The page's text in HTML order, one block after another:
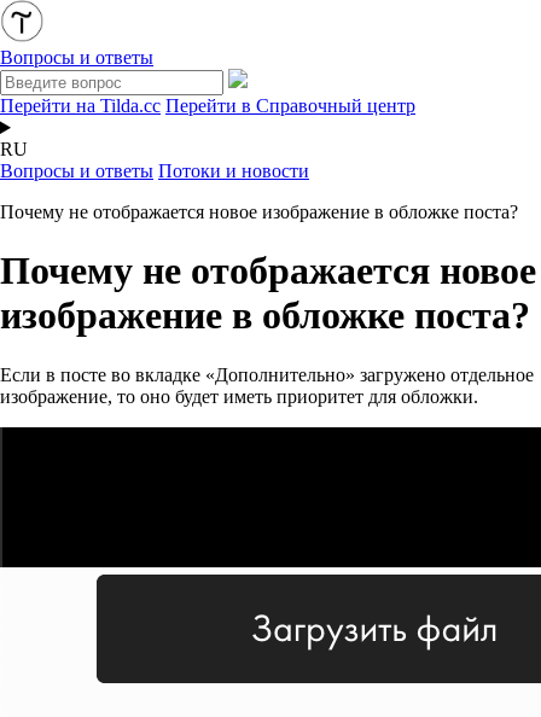
Вопросы и ответы
Перейти на Tilda.cc Перейти в Справочный центр
RU
Вопросы и ответы Потоки и новости
Почему не отображается новое изображение в обложке поста?
Почему не отображается новое
изображение в обложке поста?
Если в посте во вкладке «Дополнительно» загружено отдельное
изображение, то оно будет иметь приоритет для обложки.